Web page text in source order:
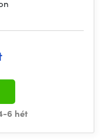
6 hét